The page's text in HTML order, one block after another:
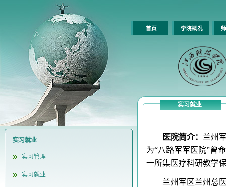
首页 学院概况
实习就业
实习管理
实习就业
实习就业
医院简介： 兰州
为“八路军军医院”曾
一所集医疗科研教学
兰州军区兰州总